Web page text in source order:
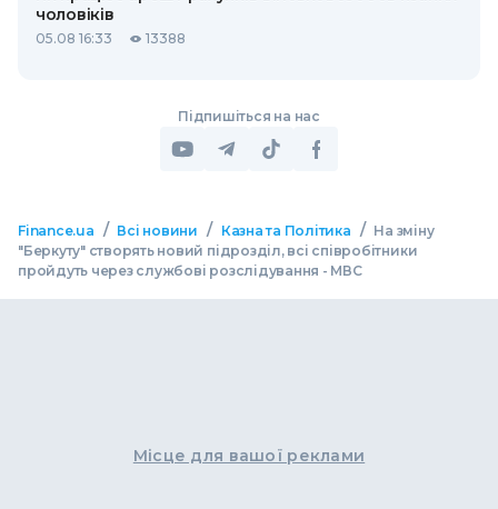
чоловіків
05.08 16:33 13388
Підпишіться на нас
Finance.ua / Всі новини / Казна та Політика / На зміну
"Беркуту" створять новий підрозділ, всі співробітники
пройдуть через службові розслідування - МВС
Місце для вашої реклами